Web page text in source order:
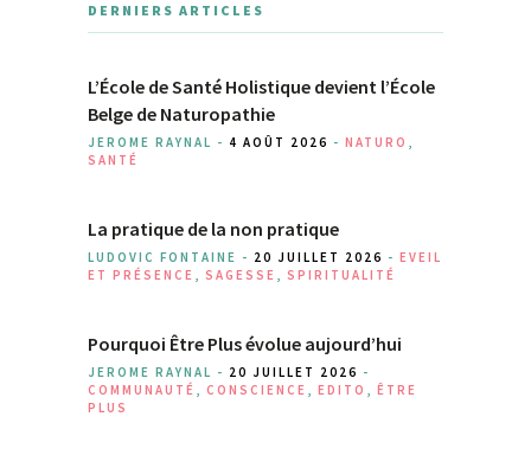
DERNIERS ARTICLES
L’École de Santé Holistique devient l’École
Belge de Naturopathie
JEROME RAYNAL - 4 AOÛT 2026 - NATURO ,
SANTÉ
La pratique de la non pratique
LUDOVIC FONTAINE - 20 JUILLET 2026 - EVEIL
ET PRÉSENCE , SAGESSE , SPIRITUALITÉ
Pourquoi Être Plus évolue aujourd’hui
JEROME RAYNAL - 20 JUILLET 2026 -
COMMUNAUTÉ , CONSCIENCE , EDITO , ÊTRE
PLUS